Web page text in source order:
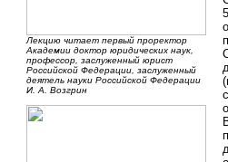
Лекцию читает первый проректор
Академии доктор юридических наук,
профессор, заслуженный юрист
Российской Федерации, заслуженный
деятель науки Российской Федерации
И. А. Возгрин